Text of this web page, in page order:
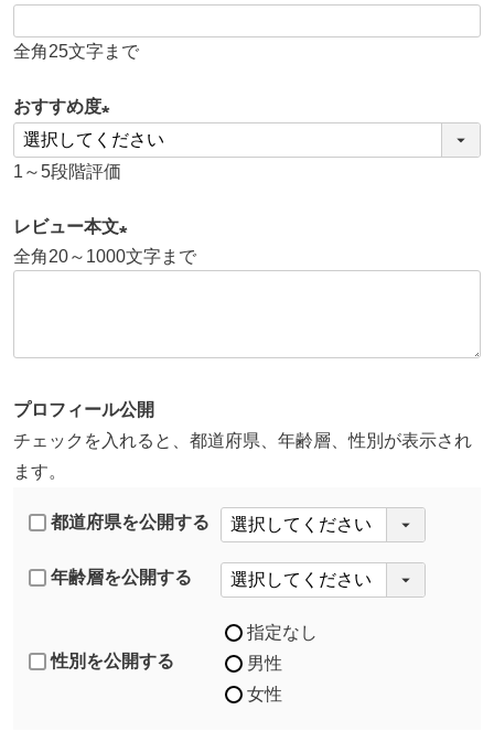
必
)
全角25文字まで
おすすめ度
(
必
)
1～5段階評価
レビュー本文
(
)
全角20～1000文字まで
プロフィール公開
チェックを入れると、都道府県、年齢層、性別が表示され
ます。
都道府県を公開する
年齢層を公開する
性別を公開する
指定なし
男性
女性